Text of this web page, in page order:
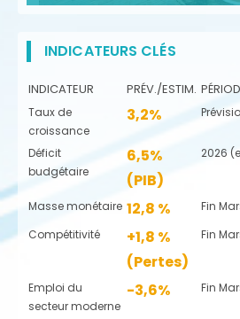
INDICATEURS CLÉS
INDICATEUR PRÉV./ESTIM.
Taux de
croissance
3,2%
Déficit
budgétaire
6,5%
(PIB)
2026
Masse monétaire 12,8 %
Fin
Compétitivité
+1,8 %
(Pertes)
Fin
Emploi du
secteur moderne
-3,6% Fin